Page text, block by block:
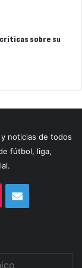
críticas sobre su
noticias de todos
fútbol, liga,
TikTokCorreo